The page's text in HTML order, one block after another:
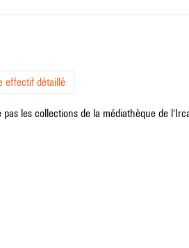
effectif détaillé
les collections de la médiathèque de